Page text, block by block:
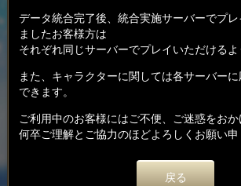
データ統合完了後、統合実施サーバーでプ
ましたお客様方は
それぞれ同じサーバーでプレイいただけるよ
また、キャラクターに関しては各サーバー
できます。
ご利用中のお客様にはご不便、ご迷惑をおか
何卒ご理解とご協力のほどよろしくお願い申
戻る